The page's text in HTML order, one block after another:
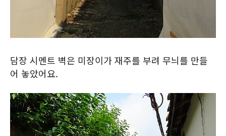
담장 시멘트 벽은 미장이가 재주를 부려 무늬를 만들
어 놓았어요.